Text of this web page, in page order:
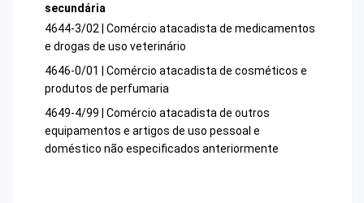
secundária
4644-3/02 | Comércio atacadista de medicamentos
e drogas de uso veterinário
4646-0/01 | Comércio atacadista de cosméticos e
produtos de perfumaria
4649-4/99 | Comércio atacadista de outros
equipamentos e artigos de uso pessoal e
doméstico não especificados anteriormente